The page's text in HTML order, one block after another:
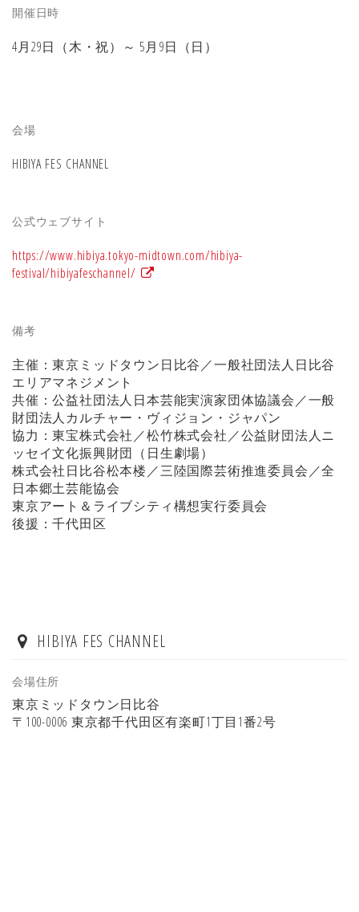
開催日時
4月29日（木・祝）～ 5月9日（日）
会場
HIBIYA FES CHANNEL
公式ウェブサイト
https://www.hibiya.tokyo-midtown.com/hibiya-
festival/hibiyafeschannel/
備考
主催：東京ミッドタウン日比谷／一般社団法人日比谷
エリアマネジメント
共催：公益社団法人日本芸能実演家団体協議会／一般
財団法人カルチャー・ヴィジョン・ジャパン
協力：東宝株式会社／松竹株式会社／公益財団法人ニ
ッセイ文化振興財団（日生劇場）
株式会社日比谷松本楼／三陸国際芸術推進委員会／全
日本郷土芸能協会
東京アート＆ライブシティ構想実行委員会
後援：千代田区
HIBIYA FES CHANNEL
会場住所
東京ミッドタウン日比谷
〒100-0006 東京都千代田区有楽町1丁目1番2号